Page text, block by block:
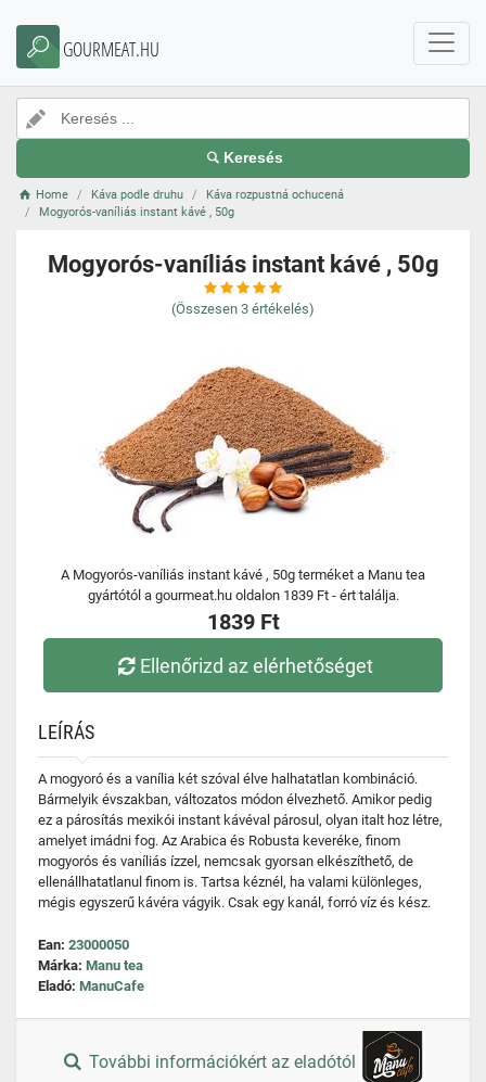
GOURMEAT.HU
Keresés
Home Káva podle druhu
Káva rozpustná ochucená
Mogyorós-vaníliás instant kávé , 50g
Mogyorós-vaníliás instant kávé , 50g
(Összesen 3 értékelés)
A Mogyorós-vaníliás instant kávé , 50g terméket a Manu tea
gyártótól a gourmeat.hu oldalon 1839 Ft - ért találja.
1839 Ft
Ellenőrizd az elérhetőséget
LEÍRÁS
A mogyoró és a vanília két szóval élve halhatatlan kombináció.
Bármelyik évszakban, változatos módon élvezhető. Amikor pedig
ez a párosítás mexikói instant kávéval párosul, olyan italt hoz létre,
amelyet imádni fog. Az Arabica és Robusta keveréke, finom
mogyorós és vaníliás ízzel, nemcsak gyorsan elkészíthető, de
ellenállhatatlanul finom is. Tartsa kéznél, ha valami különleges,
mégis egyszerű kávéra vágyik. Csak egy kanál, forró víz és kész.
Ean: 23000050
Márka: Manu tea
Eladó: ManuCafe
További információkért az eladótól